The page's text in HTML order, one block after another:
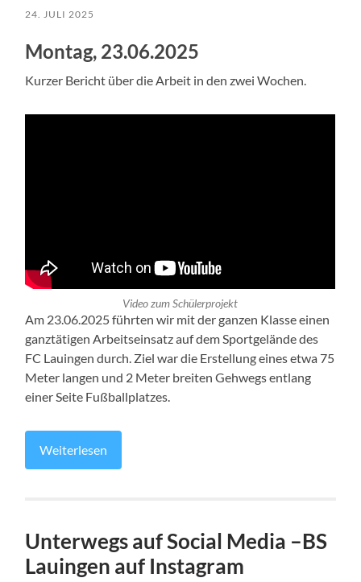
24. JULI 2025
Montag, 23.06.2025
Kurzer Bericht über die Arbeit in den zwei Wochen.
Video zum Schülerprojekt
Am 23.06.2025 führten wir mit der ganzen Klasse einen
ganztätigen Arbeitseinsatz auf dem Sportgelände des
FC Lauingen durch. Ziel war die Erstellung eines etwa 75
Meter langen und 2 Meter breiten Gehwegs entlang
einer Seite Fußballplatzes.
Weiterlesen
Unterwegs auf Social Media –BS
Lauingen auf Instagram